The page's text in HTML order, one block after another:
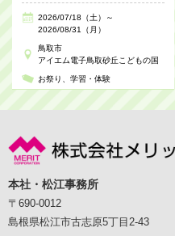
2026/07/18（土）～
2026/08/31（月）
鳥取市
アイエム電子鳥取砂丘こどもの国
お祭り 学習・体験
本社・松江事務所
〒690-0012
島根県松江市古志原5丁目2-43